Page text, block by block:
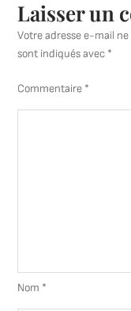
Laisser un
Votre adresse e-mail ne
sont indiqués avec *
Commentaire *
Nom *